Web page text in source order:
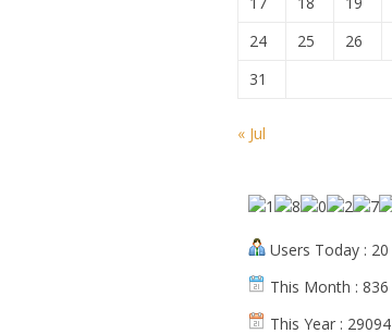
24
25 26
31
« Jul
Users Today : 20
This Month : 836
This Year : 29094